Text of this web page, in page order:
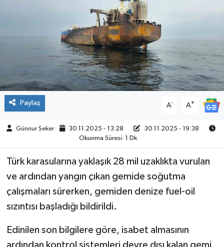
Paylaş A- A+
Günnur Şeker 30.11.2025 - 13:28
30.11.2025 - 19:38
Okunma Süresi: 1 Dk
Türk karasularına yaklaşık 28 mil uzaklıkta vurulan
ve ardından yangın çıkan gemide soğutma
çalışmaları sürerken, gemiden denize fuel-oil
sızıntısı başladığı bildirildi.
Edinilen son bilgilere göre, isabet almasının
RESMİ İLANLAR
KÜLTÜR
TURİZM
BÖLGE